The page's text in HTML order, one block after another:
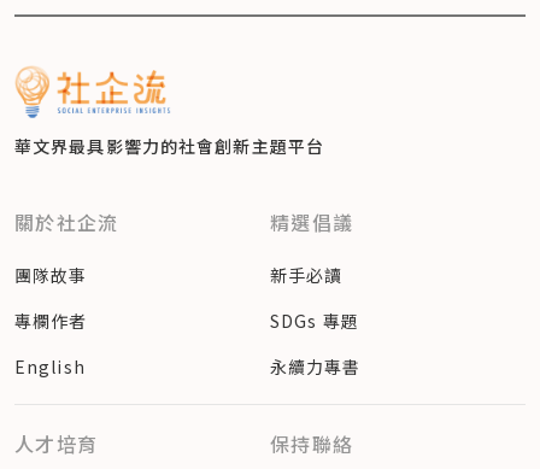
華文界最具影響力的社會創新主題平台
關於社企流
團隊故事
專欄作者
English
精選倡議
新手必讀
SDGs 專題
永續力專書
人才培育 保持聯絡